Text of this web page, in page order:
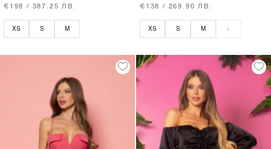
€198 / 387.25 ЛВ.
XS S M
€138 / 269.90 ЛВ.
XS S M L